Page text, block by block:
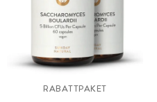
RABATTPAKET